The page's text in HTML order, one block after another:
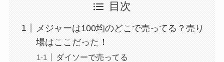
目次
メジャーは100均のどこで売ってる？売り
場はここだった！
ダイソーで売ってる